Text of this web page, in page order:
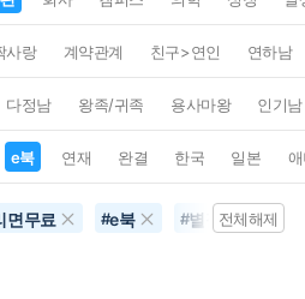
사랑 계약관계 친구>연인 연하남
다정남 왕족/귀족 용사마왕 인기남
e북 연재 완결 한국 일본
면무료 #e북 #별점500개이상
전체해제